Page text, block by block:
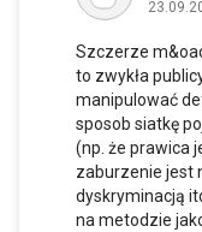
Szczerze
to zwykła
manipulować
sposob siatkę
(np. że prawica
zaburzenie jest
dyskryminacją
na metodzie